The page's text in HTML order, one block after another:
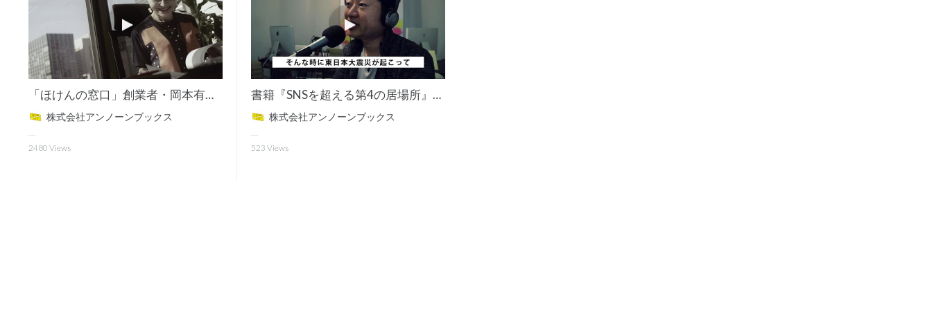
「ほけんの窓口」創業者・岡本有加氏、初の著書
株式会社アンノーンブックス
2480 Views
書籍『SNSを超える第4の居場所』発売
株式会社アンノーンブックス
523 Views